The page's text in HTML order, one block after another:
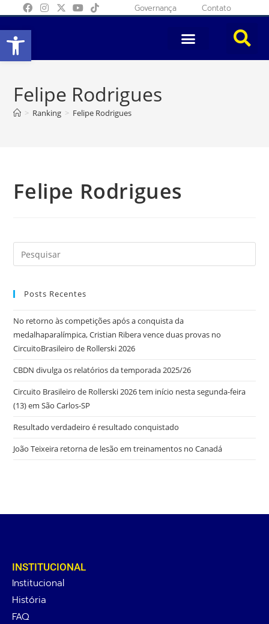
Abrir a barra de ferramentas
Governança Contato
Felipe Rodrigues
> Ranking > Felipe Rodrigues
Felipe Rodrigues
Posts Recentes
No retorno às competições após a conquista da
medalhaparalímpica, Cristian Ribera vence duas provas no
CircuitoBrasileiro de Rollerski 2026
CBDN divulga os relatórios da temporada 2025/26
Circuito Brasileiro de Rollerski 2026 tem início nesta segunda-feira
(13) em São Carlos-SP
Resultado verdadeiro é resultado conquistado
João Teixeira retorna de lesão em treinamentos no Canadá
INSTITUCIONAL
Institucional
História
FAQ